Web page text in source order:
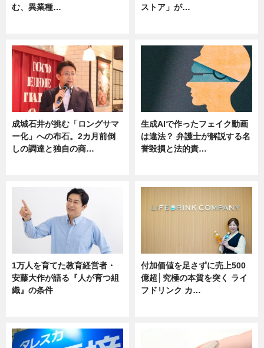
む、異業種…
ストア」が…
成城石井が挑む「ロングサマ
ー化」への布石。2カ月前倒
しの調達と独自の商…
生成AIで作ったフェイク動画
は違法？ 弁護士が解説する名
誉毀損と法的責…
1万人を育てた教育経営者・
安藤大作が語る『人が育つ組
織』の条件
付加価値を足さずに売上500
億超│究極の本質を突く ライ
フドリンク カ…